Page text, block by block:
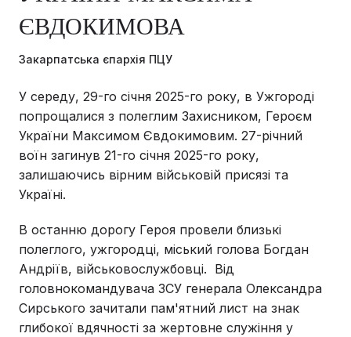
ЄВДОКИМОВА
Закарпатська єпархія ПЦУ
У середу, 29-го січня 2025-го року, в Ужгороді
попрощалися з полеглим Захисником, Героєм
України Максимом Євдокимовим. 27-річний
воїн загинув 21-го січня 2025-го року,
залишаючись вірним військовій присязі та
Україні.
В останню дорогу Героя провели близькі
полеглого, ужгородці, міський голова Богдан
Андріїв, військовослужбовці. Від
головнокомандувача ЗСУ генерала Олександра
Сирського зачитали пам'ятний лист на знак
глибокої вдячності за жертовне служіння у